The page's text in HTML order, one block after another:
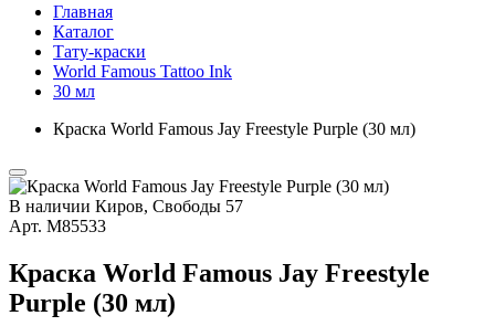
Главная
Каталог
Тату-краски
World Famous Tattoo Ink
30 мл
Краска World Famous Jay Freestyle Purple (30 мл)
В наличии Киров, Свободы 57
Арт. М85533
Краска World Famous Jay Freestyle
Purple (30 мл)